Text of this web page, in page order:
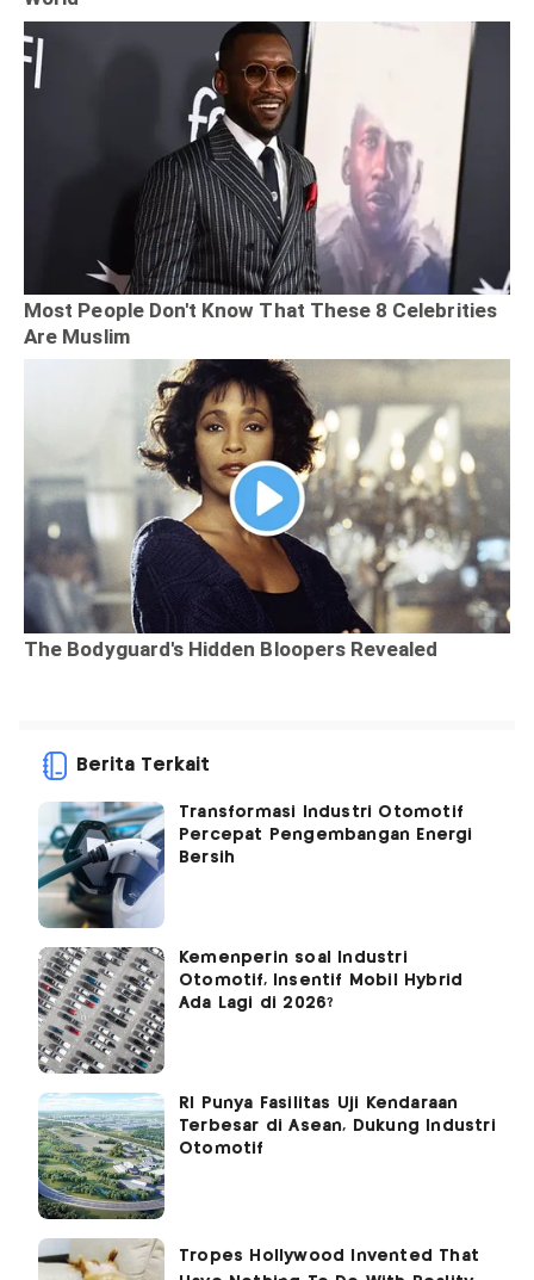
Berita Terkait
Transformasi Industri Otomotif
Percepat Pengembangan Energi
Bersih
Kemenperin soal Industri
Otomotif, Insentif Mobil Hybrid
Ada Lagi di 2026?
RI Punya Fasilitas Uji Kendaraan
Terbesar di Asean, Dukung Industri
Otomotif